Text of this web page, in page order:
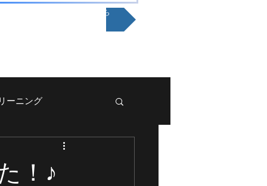
メールお問い合わせはこちら
ーニング
！♪